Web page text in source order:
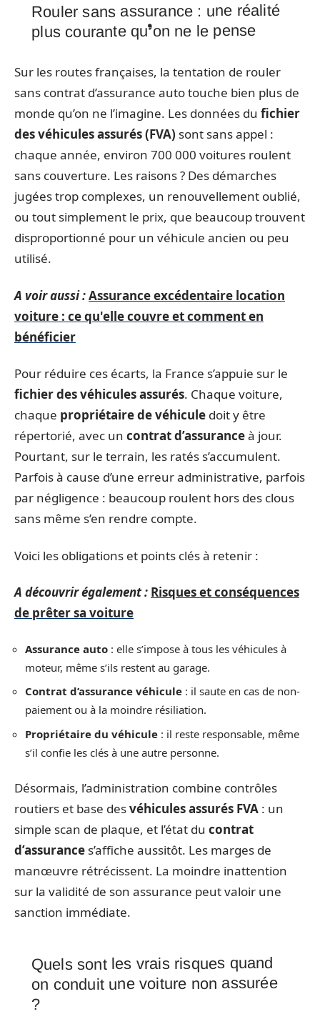
Rouler sans assurance : une réalité
plus courante qu’on ne le pense
Sur les routes françaises, la tentation de rouler
sans contrat d’assurance auto touche bien plus de
monde qu’on ne l’imagine. Les données du fichier
des véhicules assurés (FVA) sont sans appel :
chaque année, environ 700 000 voitures roulent
sans couverture. Les raisons ? Des démarches
jugées trop complexes, un renouvellement oublié,
ou tout simplement le prix, que beaucoup trouvent
disproportionné pour un véhicule ancien ou peu
utilisé.
A voir aussi :Assurance excédentaire location
voiture : ce qu'elle couvre et comment en
bénéficier
Pour réduire ces écarts, la France s’appuie sur le
fichier des véhicules assurés. Chaque voiture,
chaque propriétaire de véhicule doit y être
répertorié, avec un contrat d’assuranceà jour.
Pourtant, sur le terrain, les ratés s’accumulent.
Parfois à cause d’une erreur administrative, parfois
par négligence : beaucoup roulent hors des clous
sans même s’en rendre compte.
Voici les obligations et points clés à retenir :
A découvrir également : Risques et conséquences
de prêter sa voiture
Assurance auto : elle s’impose à tous les véhicules à
moteur, même s’ils restent au garage.
Contrat d’assurance véhicule : il saute en cas de non-
paiement ou à la moindre résiliation.
Propriétaire du véhicule : il reste responsable, même
s’il confie les clés à une autre personne.
Désormais, l’administration combine contrôles
routiers et base desvéhicules assurés FVA : un
simple scan de plaque, et l’état du contrat
d’assurance s’affiche aussitôt. Les marges de
manœuvre rétrécissent. La moindre inattention
sur la validité de son assurance peut valoir une
sanction immédiate.
Quels sont les vrais risques quand
on conduit une voiture non assurée
?